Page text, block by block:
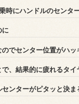
時にハンドルのセンタ
に
でセンター位置がハッ
、結果的に疲れるタイ
ンターがピタッと決ま